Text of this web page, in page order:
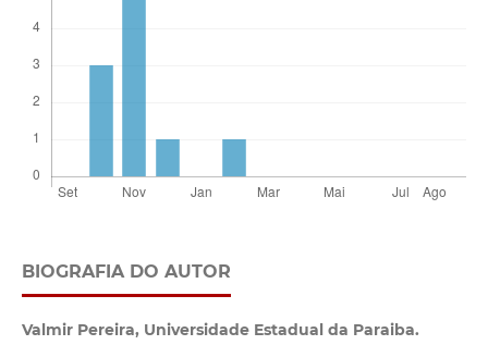
BIOGRAFIA DO AUTOR
Valmir Pereira, Universidade Estadual da Paraiba.